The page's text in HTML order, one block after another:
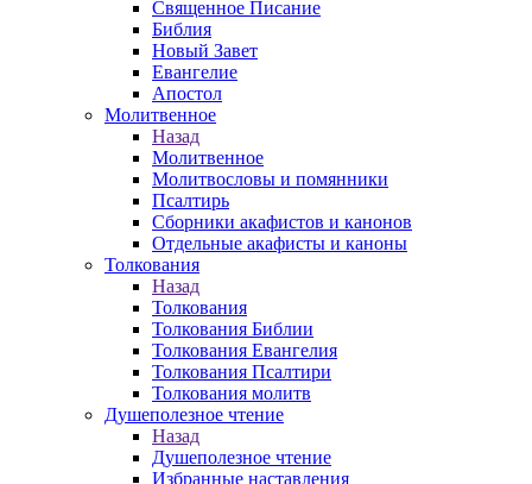
Священное Писание
Библия
Новый Завет
Евангелие
Апостол
Молитвенное
Назад
Молитвенное
Молитвословы и помянники
Псалтирь
Сборники акафистов и канонов
Отдельные акафисты и каноны
Толкования
Назад
Толкования
Толкования Библии
Толкования Евангелия
Толкования Псалтири
Толкования молитв
Душеполезное чтение
Назад
Душеполезное чтение
Избранные наставления